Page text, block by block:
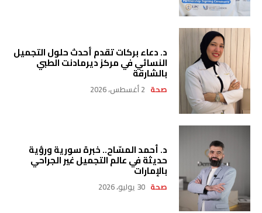
د. دعاء بركات تقدم أحدث حلول التجميل
النسائي في مركز ديرمادنت الطبي
بالشارقة
صحة 2 أغسطس، 2026
د. أحمد المسّاح.. خبرة سورية ورؤية
حديثة في عالم التجميل غير الجراحي
بالإمارات
صحة 30 يوليو، 2026